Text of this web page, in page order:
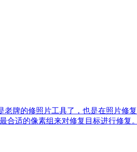
牌的修照片工具了，也是在照片修
适的像素组来对修复目标进行修复。